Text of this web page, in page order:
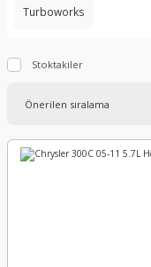
Turboworks
Stoktakiler